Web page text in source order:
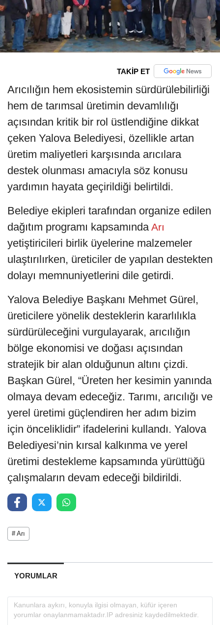
TAKİP ET
Arıcılığın hem ekosistemin sürdürülebilirliği
hem de tarımsal üretimin devamlılığı
açısından kritik bir rol üstlendiğine dikkat
çeken Yalova Belediyesi, özellikle artan
üretim maliyetleri karşısında arıcılara
destek olunması amacıyla söz konusu
yardımın hayata geçirildiği belirtildi.
Belediye ekipleri tarafından organize edilen
dağıtım programı kapsamında Arı
yetiştiricileri birlik üyelerine malzemeler
ulaştırılırken, üreticiler de yapılan destekten
dolayı memnuniyetlerini dile getirdi.
Yalova Belediye Başkanı Mehmet Gürel,
üreticilere yönelik desteklerin kararlılıkla
sürdürüleceğini vurgulayarak, arıcılığın
bölge ekonomisi ve doğası açısından
stratejik bir alan olduğunun altını çizdi.
Başkan Gürel, “Üreten her kesimin yanında
olmaya devam edeceğiz. Tarımı, arıcılığı ve
yerel üretimi güçlendiren her adım bizim
için önceliklidir” ifadelerini kullandı. Yalova
Belediyesi’nin kırsal kalkınma ve yerel
üretimi destekleme kapsamında yürüttüğü
çalışmaların devam edeceği bildirildi.
# Arı
YORUMLAR